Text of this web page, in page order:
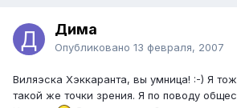
Дима
Опубликовано 13 февраля, 2007
Виляэска Хэккаранта, вы умница! :-) Я
такой же точки зрения. Я по поводу